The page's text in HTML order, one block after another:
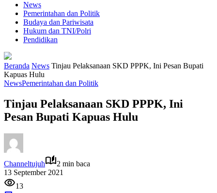
News
Pemerintahan dan Politik
Budaya dan Pariwisata
Hukum dan TNI/Polri
Pendidikan
Beranda News Tinjau Pelaksanaan SKD PPPK, Ini Pesan Bupati
Kapuas Hulu
NewsPemerintahan dan Politik
Tinjau Pelaksanaan SKD PPPK, Ini
Pesan Bupati Kapuas Hulu
Channeltujuh
2 min baca
13 September 2021
13